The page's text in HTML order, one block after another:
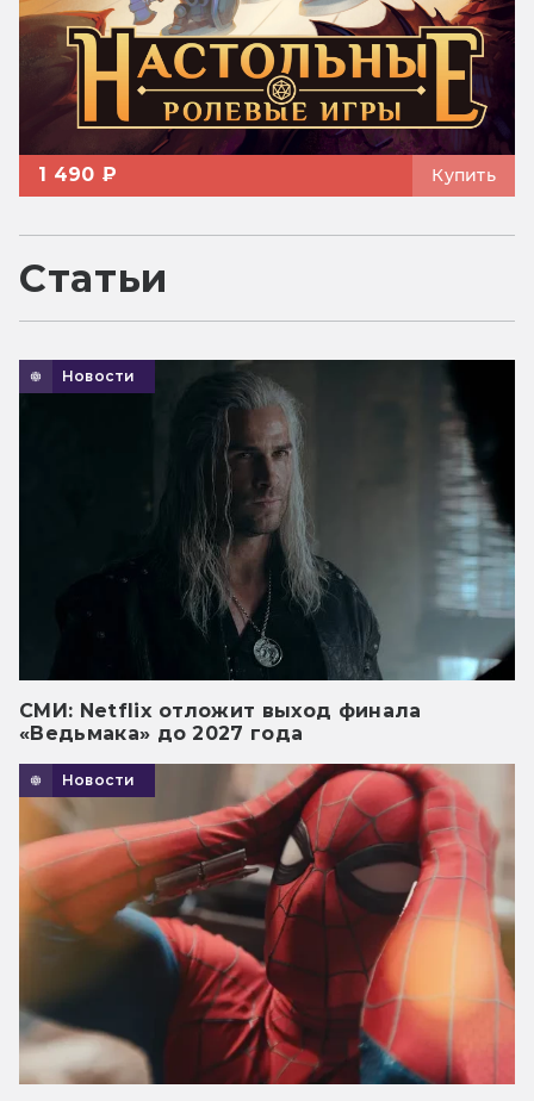
1 490 ₽ Купить
Статьи
Новости
СМИ: Netflix отложит выход финала
«Ведьмака» до 2027 года
Новости